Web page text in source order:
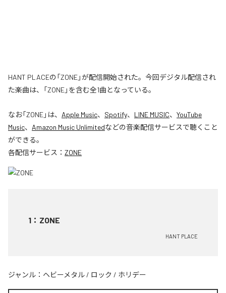
HANT PLACEの「ZONE」が配信開始された。今回デジタル配信され
た楽曲は、「ZONE」を含む全1曲となっている。
なお「ZONE」は、 Apple Music、 Spotify、 LINE MUSIC、 YouTube
Music、 Amazon Music Unlimitedなどの音楽配信サービスで聴くこと
ができる。
各配信サービス： ZONE
1 ： ZONE
HANT PLACE
ジャンル： ヘビーメタル / ロック / ホリデー